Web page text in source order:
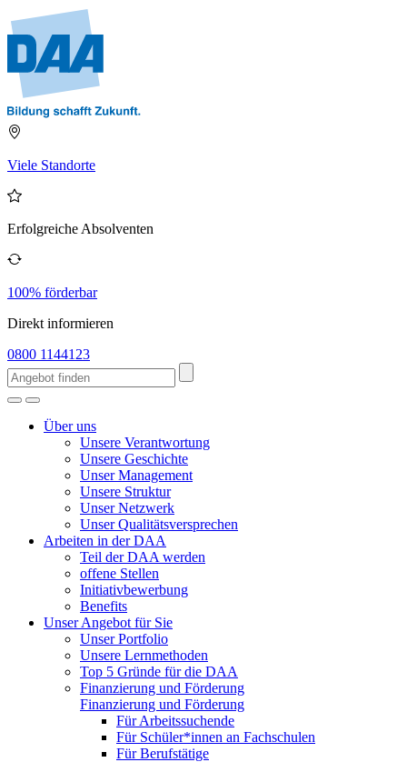
Viele Standorte
Erfolgreiche Absolventen
100% förderbar
Direkt informieren
0800 1144123
Über uns
Unsere Verantwortung
Unsere Geschichte
Unser Management
Unsere Struktur
Unser Netzwerk
Unser Qualitätsversprechen
Arbeiten in der DAA
Teil der DAA werden
offene Stellen
Initiativbewerbung
Benefits
Unser Angebot für Sie
Unser Portfolio
Unsere Lernmethoden
Top 5 Gründe für die DAA
Finanzierung und Förderung
Finanzierung und Förderung
Für Arbeitssuchende
Für Schüler*innen an Fachschulen
Für Berufstätige